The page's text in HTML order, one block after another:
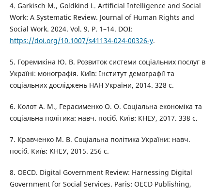
4. Garkisch M., Goldkind L. Artificial Intelligence and Social
Work: A Systematic Review. Journal of Human Rights and
Social Work. 2024. Vol. 9. P. 1–14. DOI:
https://doi.org/10.1007/s41134-024-00326-y.
5. Горемикіна Ю. В. Розвиток системи соціальних послуг в
Україні: монографія. Київ: Інститут демографії та
соціальних досліджень НАН України, 2014. 328 с.
6. Колот А. М., Герасименко О. О. Соціальна економіка та
соціальна політика: навч. посіб. Київ: КНЕУ, 2017. 338 с.
7. Кравченко М. В. Соціальна політика України: навч.
посіб. Київ: КНЕУ, 2015. 256 с.
8. OECD. Digital Government Review: Harnessing Digital
Government for Social Services. Paris: OECD Publishing,